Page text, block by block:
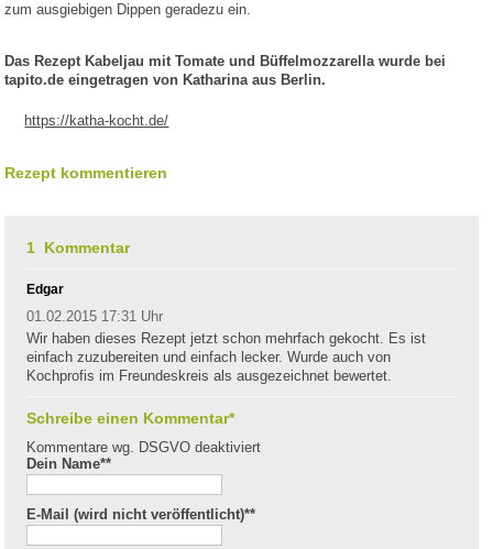
zum ausgiebigen Dippen geradezu ein.
Das Rezept Kabeljau mit Tomate und Büffelmozzarella wurde bei
tapito.de eingetragen von Katharina aus Berlin.
https://katha-kocht.de/
Rezept kommentieren
1 Kommentar
Edgar
01.02.2015 17:31 Uhr
Wir haben dieses Rezept jetzt schon mehrfach gekocht. Es ist
einfach zuzubereiten und einfach lecker. Wurde auch von
Kochprofis im Freundeskreis als ausgezeichnet bewertet.
Schreibe einen Kommentar*
Kommentare wg. DSGVO deaktiviert
Dein Name**
E-Mail (wird nicht veröffentlicht)**